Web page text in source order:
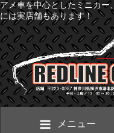
アメ車を中心としたミニカ
には実店舗もあります！
メニュー